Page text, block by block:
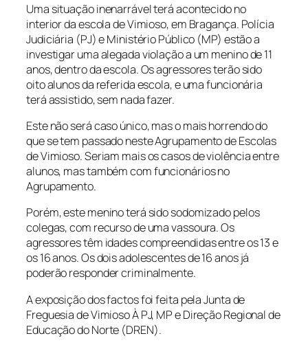
Uma situação inenarrável terá acontecido no
interior da escola de Vimioso, em Bragança. Polícia
Judiciária (PJ) e Ministério Público (MP) estão a
investigar uma alegada violação a um menino de 11
anos, dentro da escola. Os agressores terão sido
oito alunos da referida escola, e uma funcionária
terá assistido, sem nada fazer.
Este não será caso único, mas o mais horrendo do
que se tem passado neste Agrupamento de Escolas
de Vimioso. Seriam mais os casos de violência entre
alunos, mas também com funcionários no
Agrupamento.
Porém, este menino terá sido sodomizado pelos
colegas, com recurso de uma vassoura. Os
agressores têm idades compreendidas entre os 13 e
os 16 anos. Os dois adolescentes de 16 anos já
poderão responder criminalmente.
A exposição dos factos foi feita pela Junta de
Freguesia de Vimioso À PJ, MP e Direção Regional de
Educação do Norte (DREN).